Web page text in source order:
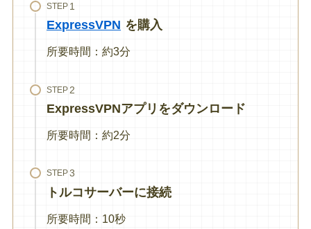
STEP
ExpressVPN を購入
所要時間：約3分
STEP
ExpressVPNアプリをダウンロード
所要時間：約2分
STEP
トルコサーバーに接続
所要時間：10秒